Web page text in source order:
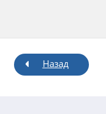
Назад